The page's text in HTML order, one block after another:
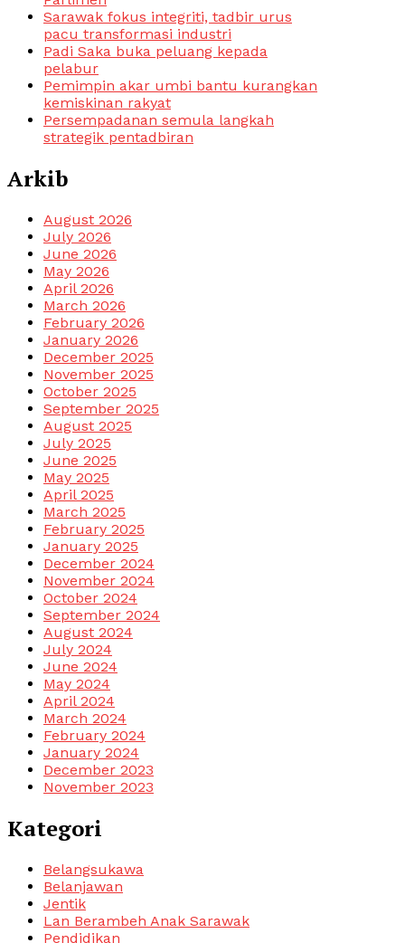
Sarawak fokus integriti, tadbir urus
pacu transformasi industri
Padi Saka buka peluang kepada
pelabur
Pemimpin akar umbi bantu kurangkan
kemiskinan rakyat
Persempadanan semula langkah
strategik pentadbiran
Arkib
August 2026
July 2026
June 2026
May 2026
April 2026
March 2026
February 2026
January 2026
December 2025
November 2025
October 2025
September 2025
August 2025
July 2025
June 2025
May 2025
April 2025
March 2025
February 2025
January 2025
December 2024
November 2024
October 2024
September 2024
August 2024
July 2024
June 2024
May 2024
April 2024
March 2024
February 2024
January 2024
December 2023
November 2023
Kategori
Belangsukawa
Belanjawan
Jentik
Lan Berambeh Anak Sarawak
Pendidikan